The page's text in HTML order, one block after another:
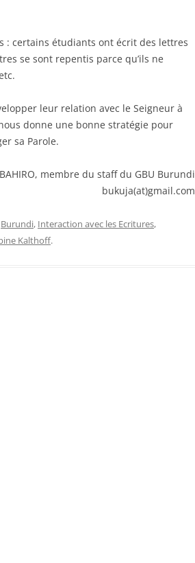
: certains étudiants ont écrit des lettres
se sont repentis parce qu’ils ne
leur relation avec le Seigneur à
donne une bonne stratégie pour
sa Parole.
membre du staff du GBU Burundi
bukuja(at)gmail.com
Burundi, Interaction avec les Ecritures,
Kalthoff.